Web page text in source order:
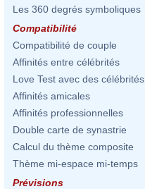
Les 360 degrés symboliques
Compatibilité
Compatibilité de couple
Affinités entre célébrités
Love Test avec des célébrités
Affinités amicales
Affinités professionnelles
Double carte de synastrie
Calcul du thème composite
Thème mi-espace mi-temps
Prévisions